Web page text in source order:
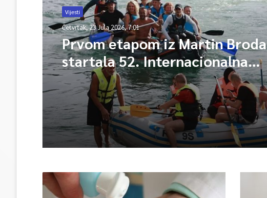
Vijesti
Četvrtak, 23 Jula 2026, 7:01
Prvom etapom iz Martin Broda
startala 52. Internacionalna
Una-regata